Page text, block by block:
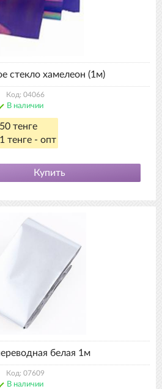
стекло хамелеон (1м)
Код: 04066
В наличии
тенге
тенге - опт
Купить
белая 1м
Код: 07609
В наличии